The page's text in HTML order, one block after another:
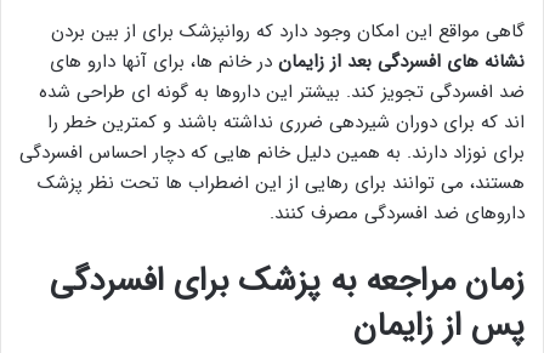
گاهی مواقع این امکان وجود دارد که روانپزشک برای از بین بردن
نشانه های افسردگی بعد از زایمان در خانم ها، برای آنها دارو های
ضد افسردگی تجویز کند. بیشتر این داروها به گونه ای طراحی شده
اند که برای دوران شیردهی ضرری نداشته باشند و کمترین خطر را
برای نوزاد دارند. به همین دلیل خانم هایی که دچار احساس افسردگی
هستند، می توانند برای رهایی از این اضطراب ها تحت نظر پزشک
داروهای ضد افسردگی مصرف کنند.
زمان مراجعه به پزشک برای افسردگی
پس از زایمان